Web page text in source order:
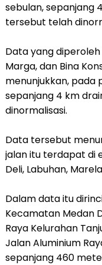
sebulan, sepanjang
tersebut telah
Data yang diperoleh
Marga, dan Bina
menunjukkan, pada
sepanjang 4 km
dinormalisasi.
Data tersebut
jalan itu terdapat di
Deli, Labuhan,
Dalam data itu
Kecamatan Medan
Raya Kelurahan
Jalan Aluminium
sepanjang 460